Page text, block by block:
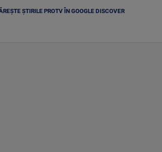
ȘTIRILE PROTV ÎN GOOGLE DISCOVER